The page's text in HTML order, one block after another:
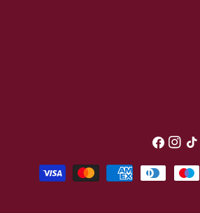
FacebookTik
Métodos
de